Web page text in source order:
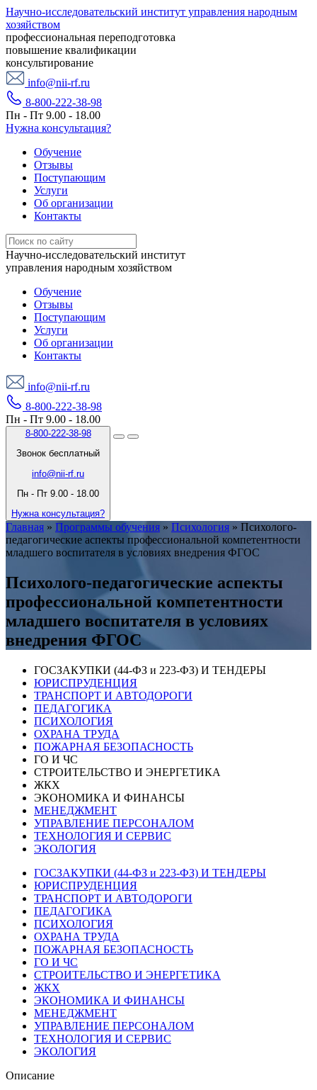
Научно-исследовательский институт управления народным
хозяйством
профессиональная переподготовка
повышение квалификации
консультирование
info@nii-rf.ru
8-800-222-38-98
Пн - Пт 9.00 - 18.00
Нужна консультация?
Обучение
Отзывы
Поступающим
Услуги
Об организации
Контакты
Научно-исследовательский институт
управления народным хозяйством
Обучение
Отзывы
Поступающим
Услуги
Об организации
Контакты
info@nii-rf.ru
8-800-222-38-98
Пн - Пт 9.00 - 18.00
8-800-222-38-98
Звонок бесплатный
info@nii-rf.ru
Пн - Пт 9.00 - 18.00
Нужна консультация?
Главная » Программы обучения » Психология » Психолого-
педагогические аспекты профессиональной компетентности
младшего воспитателя в условиях внедрения ФГОС
Психолого-педагогические аспекты
профессиональной компетентности
младшего воспитателя в условиях
внедрения ФГОС
ГОСЗАКУПКИ (44-ФЗ и 223-ФЗ) И ТЕНДЕРЫ
ЮРИСПРУДЕНЦИЯ
ТРАНСПОРТ И АВТОДОРОГИ
ПЕДАГОГИКА
ПСИХОЛОГИЯ
ОХРАНА ТРУДА
ПОЖАРНАЯ БЕЗОПАСНОСТЬ
ГО И ЧС
СТРОИТЕЛЬСТВО И ЭНЕРГЕТИКА
ЖКХ
ЭКОНОМИКА И ФИНАНСЫ
МЕНЕДЖМЕНТ
УПРАВЛЕНИЕ ПЕРСОНАЛОМ
ТЕХНОЛОГИЯ И СЕРВИС
ЭКОЛОГИЯ
ГОСЗАКУПКИ (44-ФЗ и 223-ФЗ) И ТЕНДЕРЫ
ЮРИСПРУДЕНЦИЯ
ТРАНСПОРТ И АВТОДОРОГИ
ПЕДАГОГИКА
ПСИХОЛОГИЯ
ОХРАНА ТРУДА
ПОЖАРНАЯ БЕЗОПАСНОСТЬ
ГО И ЧС
СТРОИТЕЛЬСТВО И ЭНЕРГЕТИКА
ЖКХ
ЭКОНОМИКА И ФИНАНСЫ
МЕНЕДЖМЕНТ
УПРАВЛЕНИЕ ПЕРСОНАЛОМ
ТЕХНОЛОГИЯ И СЕРВИС
ЭКОЛОГИЯ
Описание